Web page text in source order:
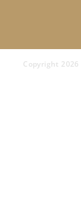
Copyright 2026